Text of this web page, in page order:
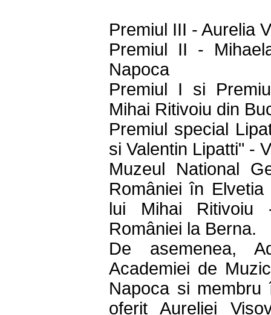
Premiul III - Aurelia
Premiul II -
Napoca
Premiul I si
Mihai Ritivoiu din
Premiul special
si Valentin Lipatti" -
Muzeul National
României în
lui Mihai Ritivoiu
României la Berna.
De asemenea,
Academiei de
Napoca si
oferit Aureliei